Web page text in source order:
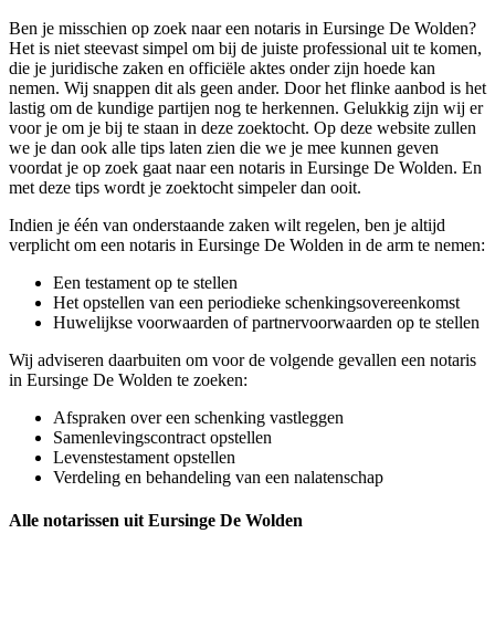
Ben je misschien op zoek naar een notaris in Eursinge De Wolden?
Het is niet steevast simpel om bij de juiste professional uit te komen,
die je juridische zaken en officiële aktes onder zijn hoede kan
nemen. Wij snappen dit als geen ander. Door het flinke aanbod is het
lastig om de kundige partijen nog te herkennen. Gelukkig zijn wij er
voor je om je bij te staan in deze zoektocht. Op deze website zullen
we je dan ook alle tips laten zien die we je mee kunnen geven
voordat je op zoek gaat naar een notaris in Eursinge De Wolden. En
met deze tips wordt je zoektocht simpeler dan ooit.
Indien je één van onderstaande zaken wilt regelen, ben je altijd
verplicht om een notaris in Eursinge De Wolden in de arm te nemen:
Een testament op te stellen
Het opstellen van een periodieke schenkingsovereenkomst
Huwelijkse voorwaarden of partnervoorwaarden op te stellen
Wij adviseren daarbuiten om voor de volgende gevallen een notaris
in Eursinge De Wolden te zoeken:
Afspraken over een schenking vastleggen
Samenlevingscontract opstellen
Levenstestament opstellen
Verdeling en behandeling van een nalatenschap
Alle notarissen uit Eursinge De Wolden